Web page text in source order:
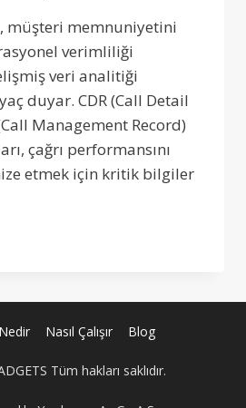
müşteri memnuniyetini
verimliliği
veri analitiği
duyar. CDR (Call Detail
Management Record)
çağrı performansını
etmek için kritik bilgiler
Nedir Nasıl Çalışır Blog
Tüm hakları saklıdır.